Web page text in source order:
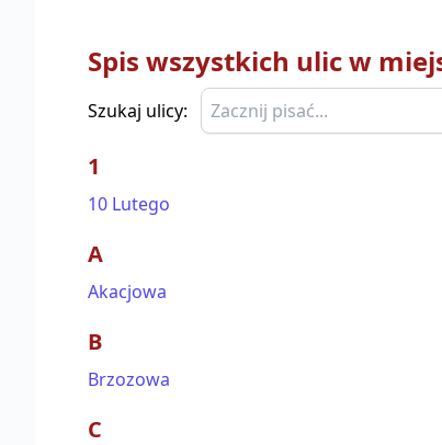
Spis wszystkich ulic w
Szukaj ulicy:
1
10 Lutego
A
Akacjowa
B
Brzozowa
C